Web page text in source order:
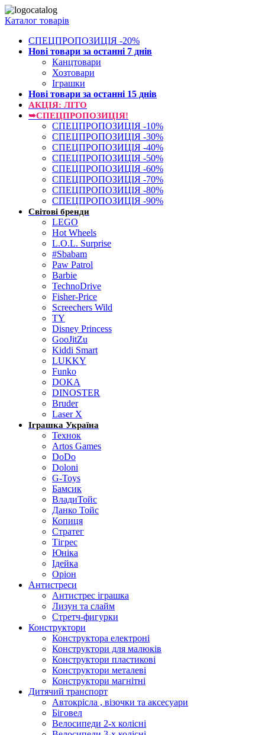
Каталог товарів
СПЕЦПРОПОЗИЦІЯ -20%
Нові товари за останнi 7 днiв
Канцтовари
Хозтовари
Іграшки
Нові товари за останнi 15 днiв
АКЦІЯ: ЛІТО
➥СПЕЦПРОПОЗИЦІЯ!
СПЕЦПРОПОЗИЦІЯ -10%
СПЕЦПРОПОЗИЦІЯ -30%
СПЕЦПРОПОЗИЦІЯ -40%
СПЕЦПРОПОЗИЦІЯ -50%
СПЕЦПРОПОЗИЦІЯ -60%
СПЕЦПРОПОЗИЦІЯ -70%
СПЕЦПРОПОЗИЦІЯ -80%
СПЕЦПРОПОЗИЦІЯ -90%
Світові бренди
LEGO
Hot Wheels
L.O.L. Surprise
#Sbabam
Paw Patrol
Barbie
TechnoDrive
Fisher-Price
Screechers Wild
TY
Disney Princess
GooJitZu
Kiddi Smart
LUKKY
Funko
DOKA
DINOSTER
Bruder
Laser X
Іграшка Україна
Технок
Artos Games
DoDo
Doloni
G-Toys
Бамсик
ВладиТойс
Данко Тойс
Копиця
Стратег
Тігрес
Юніка
Ідейка
Оріон
Антистреси
Антистрес іграшка
Лизун та слайм
Стретч-фигурки
Конструктори
Конструктора електроні
Конструктори для малюків
Конструктори пластикові
Конструктори металеві
Конструктори магнітні
Дитячий транспорт
Автокрісла , візочки та аксесуари
Біговел
Велосипеди 2-х колісні